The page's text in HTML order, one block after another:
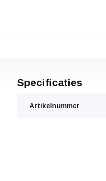
Specificaties
Artikelnummer